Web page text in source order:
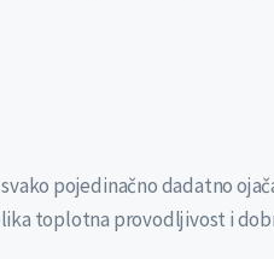
pojedinačno dadatno
toplotna provodljivost i